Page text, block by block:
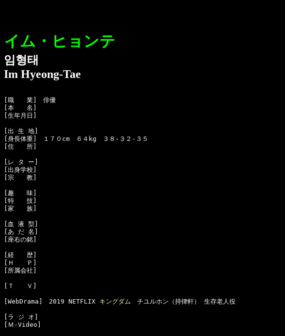
イム・ヒョンテ
임형태
Im Hyeong-Tae
[職　　業]　俳優
[本　　名]
[生年月日]
[出 生 地]
[身長体重]　１７０cm　６４kg　３８-３２-３５
[住　　所]
[レ タ ー]
[出身学校]
[宗　　教]
[趣　　味]
[特　　技]
[家　　族]
[血 液 型]
[あ だ 名]
[座右の銘]
[経　　歴]
[Ｈ　　Ｐ]
[所属会社]
[Ｔ　　Ｖ]
[WebDrama]　2019 NETFLIX キングダム チユルホン（持律軒） 生存老人役
[ラ ジ オ]
[Ｍ-Video]